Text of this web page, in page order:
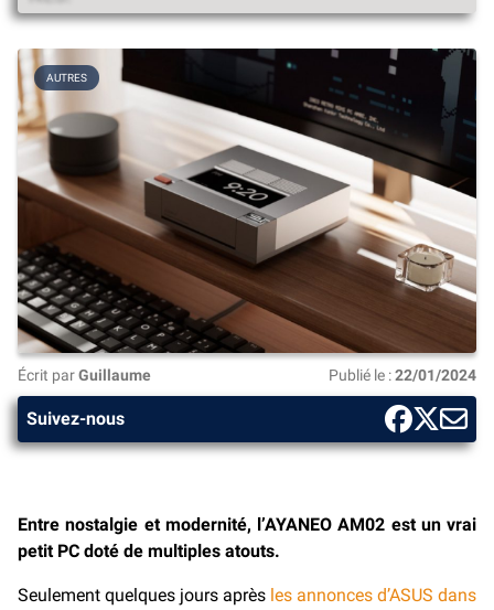
AUTRES
Écrit parGuillaume Publié le :22/01/2024
Suivez-nous
Entre nostalgie et modernité, l’AYANEO AM02 est un vrai
petit PC doté de multiples atouts.
Seulement quelques jours après les annonces d’ASUS dans